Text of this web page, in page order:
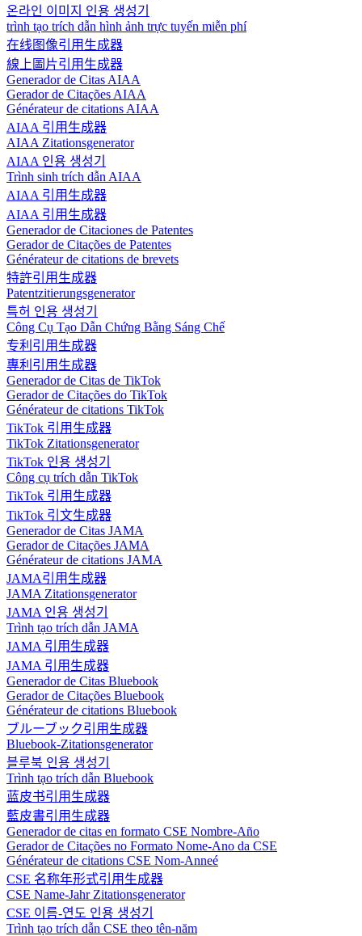
온라인 이미지 인용 생성기
trình tạo trích dẫn hình ảnh trực tuyến miễn phí
在线图像引用生成器
線上圖片引用生成器
Generador de Citas AIAA
Gerador de Citações AIAA
Générateur de citations AIAA
AIAA 引用生成器
AIAA Zitationsgenerator
AIAA 인용 생성기
Trình sinh trích dẫn AIAA
AIAA 引用生成器
AIAA 引用生成器
Generador de Citaciones de Patentes
Gerador de Citações de Patentes
Générateur de citations de brevets
特許引用生成器
Patentzitierungsgenerator
특허 인용 생성기
Công Cụ Tạo Dẫn Chứng Bằng Sáng Chế
专利引用生成器
專利引用生成器
Generador de Citas de TikTok
Gerador de Citações do TikTok
Générateur de citations TikTok
TikTok 引用生成器
TikTok Zitationsgenerator
TikTok 인용 생성기
Công cụ trích dẫn TikTok
TikTok 引用生成器
TikTok 引文生成器
Generador de Citas JAMA
Gerador de Citações JAMA
Générateur de citations JAMA
JAMA引用生成器
JAMA Zitationsgenerator
JAMA 인용 생성기
Trình tạo trích dẫn JAMA
JAMA 引用生成器
JAMA 引用生成器
Generador de Citas Bluebook
Gerador de Citações Bluebook
Générateur de citations Bluebook
ブルーブック引用生成器
Bluebook-Zitationsgenerator
블루북 인용 생성기
Trình tạo trích dẫn Bluebook
蓝皮书引用生成器
藍皮書引用生成器
Generador de citas en formato CSE Nombre-Año
Gerador de Citações no Formato Nome-Ano da CSE
Générateur de citations CSE Nom-Anneé
CSE 名称年形式引用生成器
CSE Name-Jahr Zitationsgenerator
CSE 이름-연도 인용 생성기
Trình tạo trích dẫn CSE theo tên-năm